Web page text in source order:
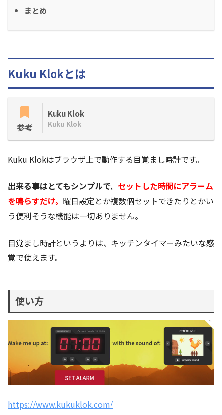
まとめ
Kuku Klokとは
参考
Kuku Klok
Kuku Klok
Kuku Klokはブラウザ上で動作する目覚まし時計です。
出来る事はとてもシンプルで、 セットした時間にアラーム
を鳴らすだけ。 曜日設定とか複数個セットできたりとかい
う便利そうな機能は一切ありません。
目覚まし時計というよりは、キッチンタイマーみたいな感
覚で使えます。
使い方
https://www.kukuklok.com/